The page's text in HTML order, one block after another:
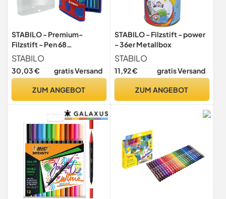
STABILO - Premium-
Filzstift - Pen 68
ColorParade
STABILO
30,03 € gratis Versand
ZUM ANGEBOT
STABILO - Filzstift - power
- 36er Metallbox
STABILO
11,92 € gratis Versand
ZUM ANGEBOT